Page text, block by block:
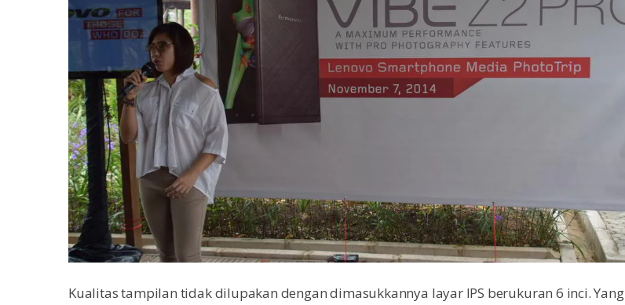
Kualitas tampilan tidak dilupakan dengan dimasukkannya layar IPS berukuran 6 inci. Yang